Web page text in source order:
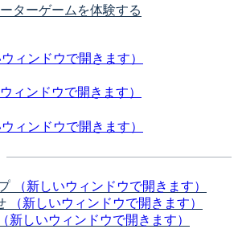
ターゲームを体験する
ウィンドウで開きます）
ウィンドウで開きます）
ウィンドウで開きます）
（新しいウィンドウで開きます）
（新しいウィンドウで開きます）
（新しいウィンドウで開きます）